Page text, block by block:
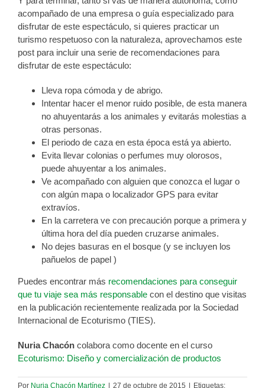
acompañado de una empresa o guía especializado para
disfrutar de este espectáculo, si quieres practicar un
turismo respetuoso con la naturaleza, aprovechamos este
post para incluir una serie de recomendaciones para
disfrutar de este espectáculo:
Lleva ropa cómoda y de abrigo.
Intentar hacer el menor ruido posible, de esta manera
no ahuyentarás a los animales y evitarás molestias a
otras personas.
El periodo de caza en esta época está ya abierto.
Evita llevar colonias o perfumes muy olorosos,
puede ahuyentar a los animales.
Ve acompañado con alguien que conozca el lugar o
con algún mapa o localizador GPS para evitar
extravíos.
En la carretera ve con precaución porque a primera y
última hora del día pueden cruzarse animales.
No dejes basuras en el bosque (y se incluyen los
pañuelos de papel )
Puedes encontrar más recomendaciones para conseguir
que tu viaje sea más responsable con el destino que visitas
en la publicación recientemente realizada por la Sociedad
Internacional de Ecoturismo (TIES).
Nuria Chacón colabora como docente en el curso
Ecoturismo: Diseño y comercialización de productos
Por Nuria Chacón Martínez 27 de octubre de 2015 Etiquetas: